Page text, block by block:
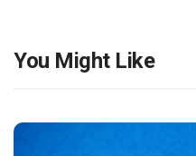
You Might Like